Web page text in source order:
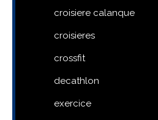
croisiere calanque
croisieres
crossfit
decathlon
exercice